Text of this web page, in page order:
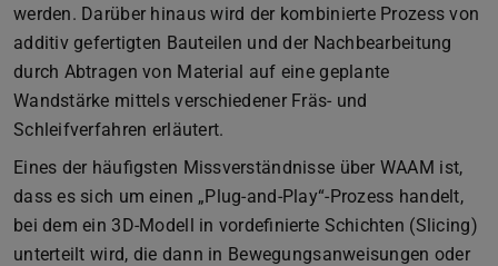
werden. Darüber hinaus wird der kombinierte Prozess von
additiv gefertigten Bauteilen und der Nachbearbeitung
durch Abtragen von Material auf eine geplante
Wandstärke mittels verschiedener Fräs- und
Schleifverfahren erläutert.
Eines der häufigsten Missverständnisse über WAAM ist,
dass es sich um einen „Plug-and-Play“-Prozess handelt,
bei dem ein 3D-Modell in vordefinierte Schichten (Slicing)
unterteilt wird, die dann in Bewegungsanweisungen oder